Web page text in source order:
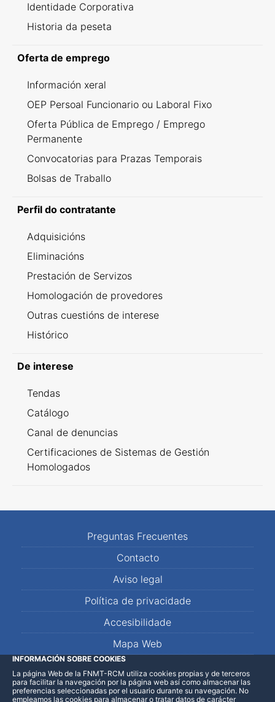
Identidade Corporativa
Historia da peseta
Oferta de emprego
Información xeral
OEP Persoal Funcionario ou Laboral Fixo
Oferta Pública de Emprego / Emprego
Permanente
Convocatorias para Prazas Temporais
Bolsas de Traballo
Perfil do contratante
Adquisicións
Eliminacións
Prestación de Servizos
Homologación de provedores
Outras cuestións de interese
Histórico
De interese
Tendas
Catálogo
Canal de denuncias
Certificaciones de Sistemas de Gestión
Homologados
Preguntas Frecuentes
Contacto
Aviso legal
Política de privacidade
Accesibilidade
Mapa Web
LinkedInFacebookWhatsApp
INFORMACIÓN SOBRE COOKIES
La página Web de la FNMT-RCM utiliza cookies propias y de terceros
para facilitar la navegación por la página web así como almacenar las
preferencias seleccionadas por el usuario durante su navegación. No
empleamos las cookies para almacenar o tratar datos de carácter